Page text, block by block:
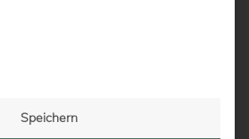
ZUM
Service-Gruppen, für die eine
Speichern